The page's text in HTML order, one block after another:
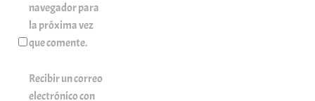
navegador para
la próxima vez
que comente.
Recibir un correo
electrónico con